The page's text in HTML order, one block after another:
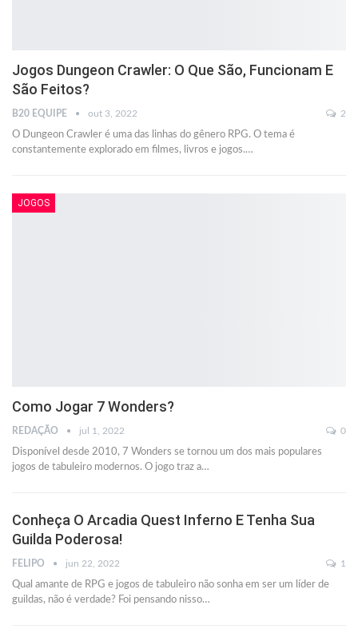
Jogos Dungeon Crawler: O Que São, Funcionam E
São Feitos?
B20 EQUIPE out 3, 2022 2
O Dungeon Crawler é uma das linhas do gênero RPG. O tema é
constantemente explorado em filmes, livros e jogos.…
JOGOS
Como Jogar 7 Wonders?
REDAÇÃO jul 1, 2022 0
Disponível desde 2010, 7 Wonders se tornou um dos mais populares
jogos de tabuleiro modernos. O jogo traz a…
Conheça O Arcadia Quest Inferno E Tenha Sua
Guilda Poderosa!
FELIPO jun 22, 2022 1
Qual amante de RPG e jogos de tabuleiro não sonha em ser um líder de
guildas, não é verdade? Foi pensando nisso…